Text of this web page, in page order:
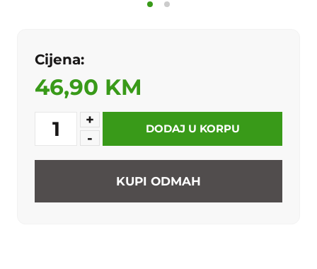
Cijena:
46,90 KM
1
+
-
DODAJ U KORPU
KUPI ODMAH